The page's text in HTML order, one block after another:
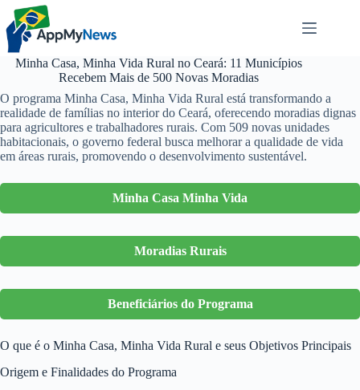
Pular
para
conteúdo
Minha Casa, Minha Vida Rural no Ceará: 11 Municípios
Recebem Mais de 500 Novas Moradias
O programa Minha Casa, Minha Vida Rural está transformando a
realidade de famílias no interior do Ceará, oferecendo moradias dignas
para agricultores e trabalhadores rurais. Com 509 novas unidades
habitacionais, o governo federal busca melhorar a qualidade de vida
em áreas rurais, promovendo o desenvolvimento sustentável.
Minha Casa Minha Vida
Moradias Rurais
Beneficiários do Programa
O que é o Minha Casa, Minha Vida Rural e seus Objetivos Principais
Origem e Finalidades do Programa